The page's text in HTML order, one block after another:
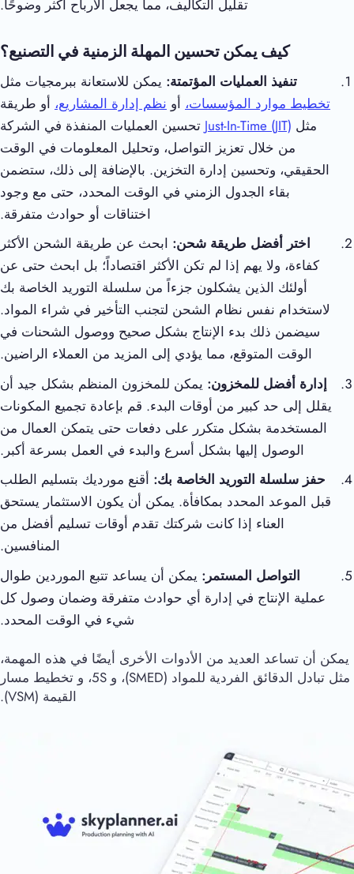
تقليل التكاليف، مما يجعل الأرباح أكثر وضوحًا.
كيف يمكن تحسين المهلة الزمنية في التصنيع؟
تنفيذ العمليات المؤتمتة: يمكن للاستعانة ببرمجيات مثل
تخطيط موارد المؤسسات، أو نظم إدارة المشاريع، أو طريقة
مثل Just-In-Time (JIT) تحسين العمليات المنفذة في الشركة
من خلال تعزيز التواصل، وتحليل المعلومات في الوقت
الحقيقي، وتحسين إدارة التخزين. بالإضافة إلى ذلك، ستضمن
بقاء الجدول الزمني في الوقت المحدد، حتى مع وجود
اختناقات أو حوادث متفرقة.
اختر أفضل طريقة شحن: ابحث عن طريقة الشحن الأكثر
كفاءة، ولا يهم إذا لم تكن الأكثر اقتصاداً؛ بل ابحث حتى عن
أولئك الذين يشكلون جزءاً من سلسلة التوريد الخاصة بك
لاستخدام نفس نظام الشحن لتجنب التأخير في شراء المواد.
سيضمن ذلك بدء الإنتاج بشكل صحيح ووصول الشحنات في
الوقت المتوقع، مما يؤدي إلى المزيد من العملاء الراضين.
إدارة أفضل للمخزون: يمكن للمخزون المنظم بشكل جيد أن
يقلل إلى حد كبير من أوقات البدء. قم بإعادة تجميع المكونات
المستخدمة بشكل متكرر على دفعات حتى يتمكن العمال من
الوصول إليها بشكل أسرع والبدء في العمل بسرعة أكبر.
حفز سلسلة التوريد الخاصة بك: أقنع مورديك بتسليم الطلب
قبل الموعد المحدد بمكافأة. يمكن أن يكون الاستثمار يستحق
العناء إذا كانت شركتك تقدم أوقات تسليم أفضل من
المنافسين.
التواصل المستمر: يمكن أن يساعد تتبع الموردين طوال
عملية الإنتاج في إدارة أي حوادث متفرقة وضمان وصول كل
شيء في الوقت المحدد.
يمكن أن تساعد العديد من الأدوات الأخرى أيضًا في هذه المهمة،
مثل تبادل الدقائق الفردية للمواد (SMED)، و 5S، و تخطيط مسار
القيمة (VSM).